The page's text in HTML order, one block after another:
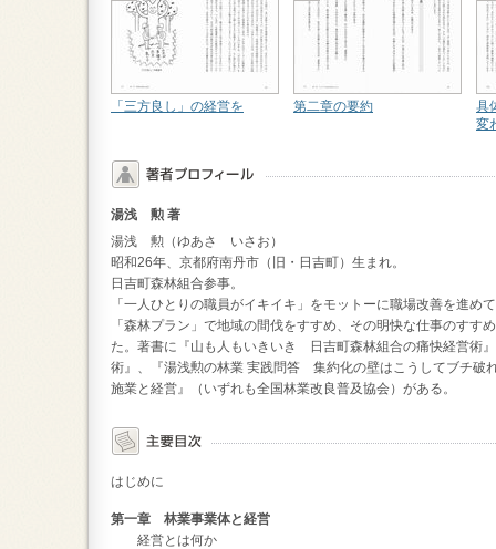
「三方良し」の経営を 第二章の要約
具
変
湯浅 勲 著
湯浅 勲（ゆあさ いさお）
昭和26年、京都府南丹市（旧・日吉町）生まれ。
日吉町森林組合参事。
「一人ひとりの職員がイキイキ」をモットーに職場改善を進め
「森林プラン」で地域の間伐をすすめ、その明快な仕事のすす
た。著書に『山も人もいきいき 日吉町森林組合の痛快経営術
術』、『湯浅勲の林業 実践問答 集約化の壁はこうしてブチ破
施業と経営』（いずれも全国林業改良普及協会）がある。
はじめに
第一章 林業事業体と経営
経営とは何か